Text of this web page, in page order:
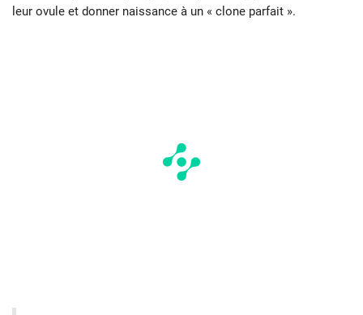
leur ovule et donner naissance à un « clone parfait ».